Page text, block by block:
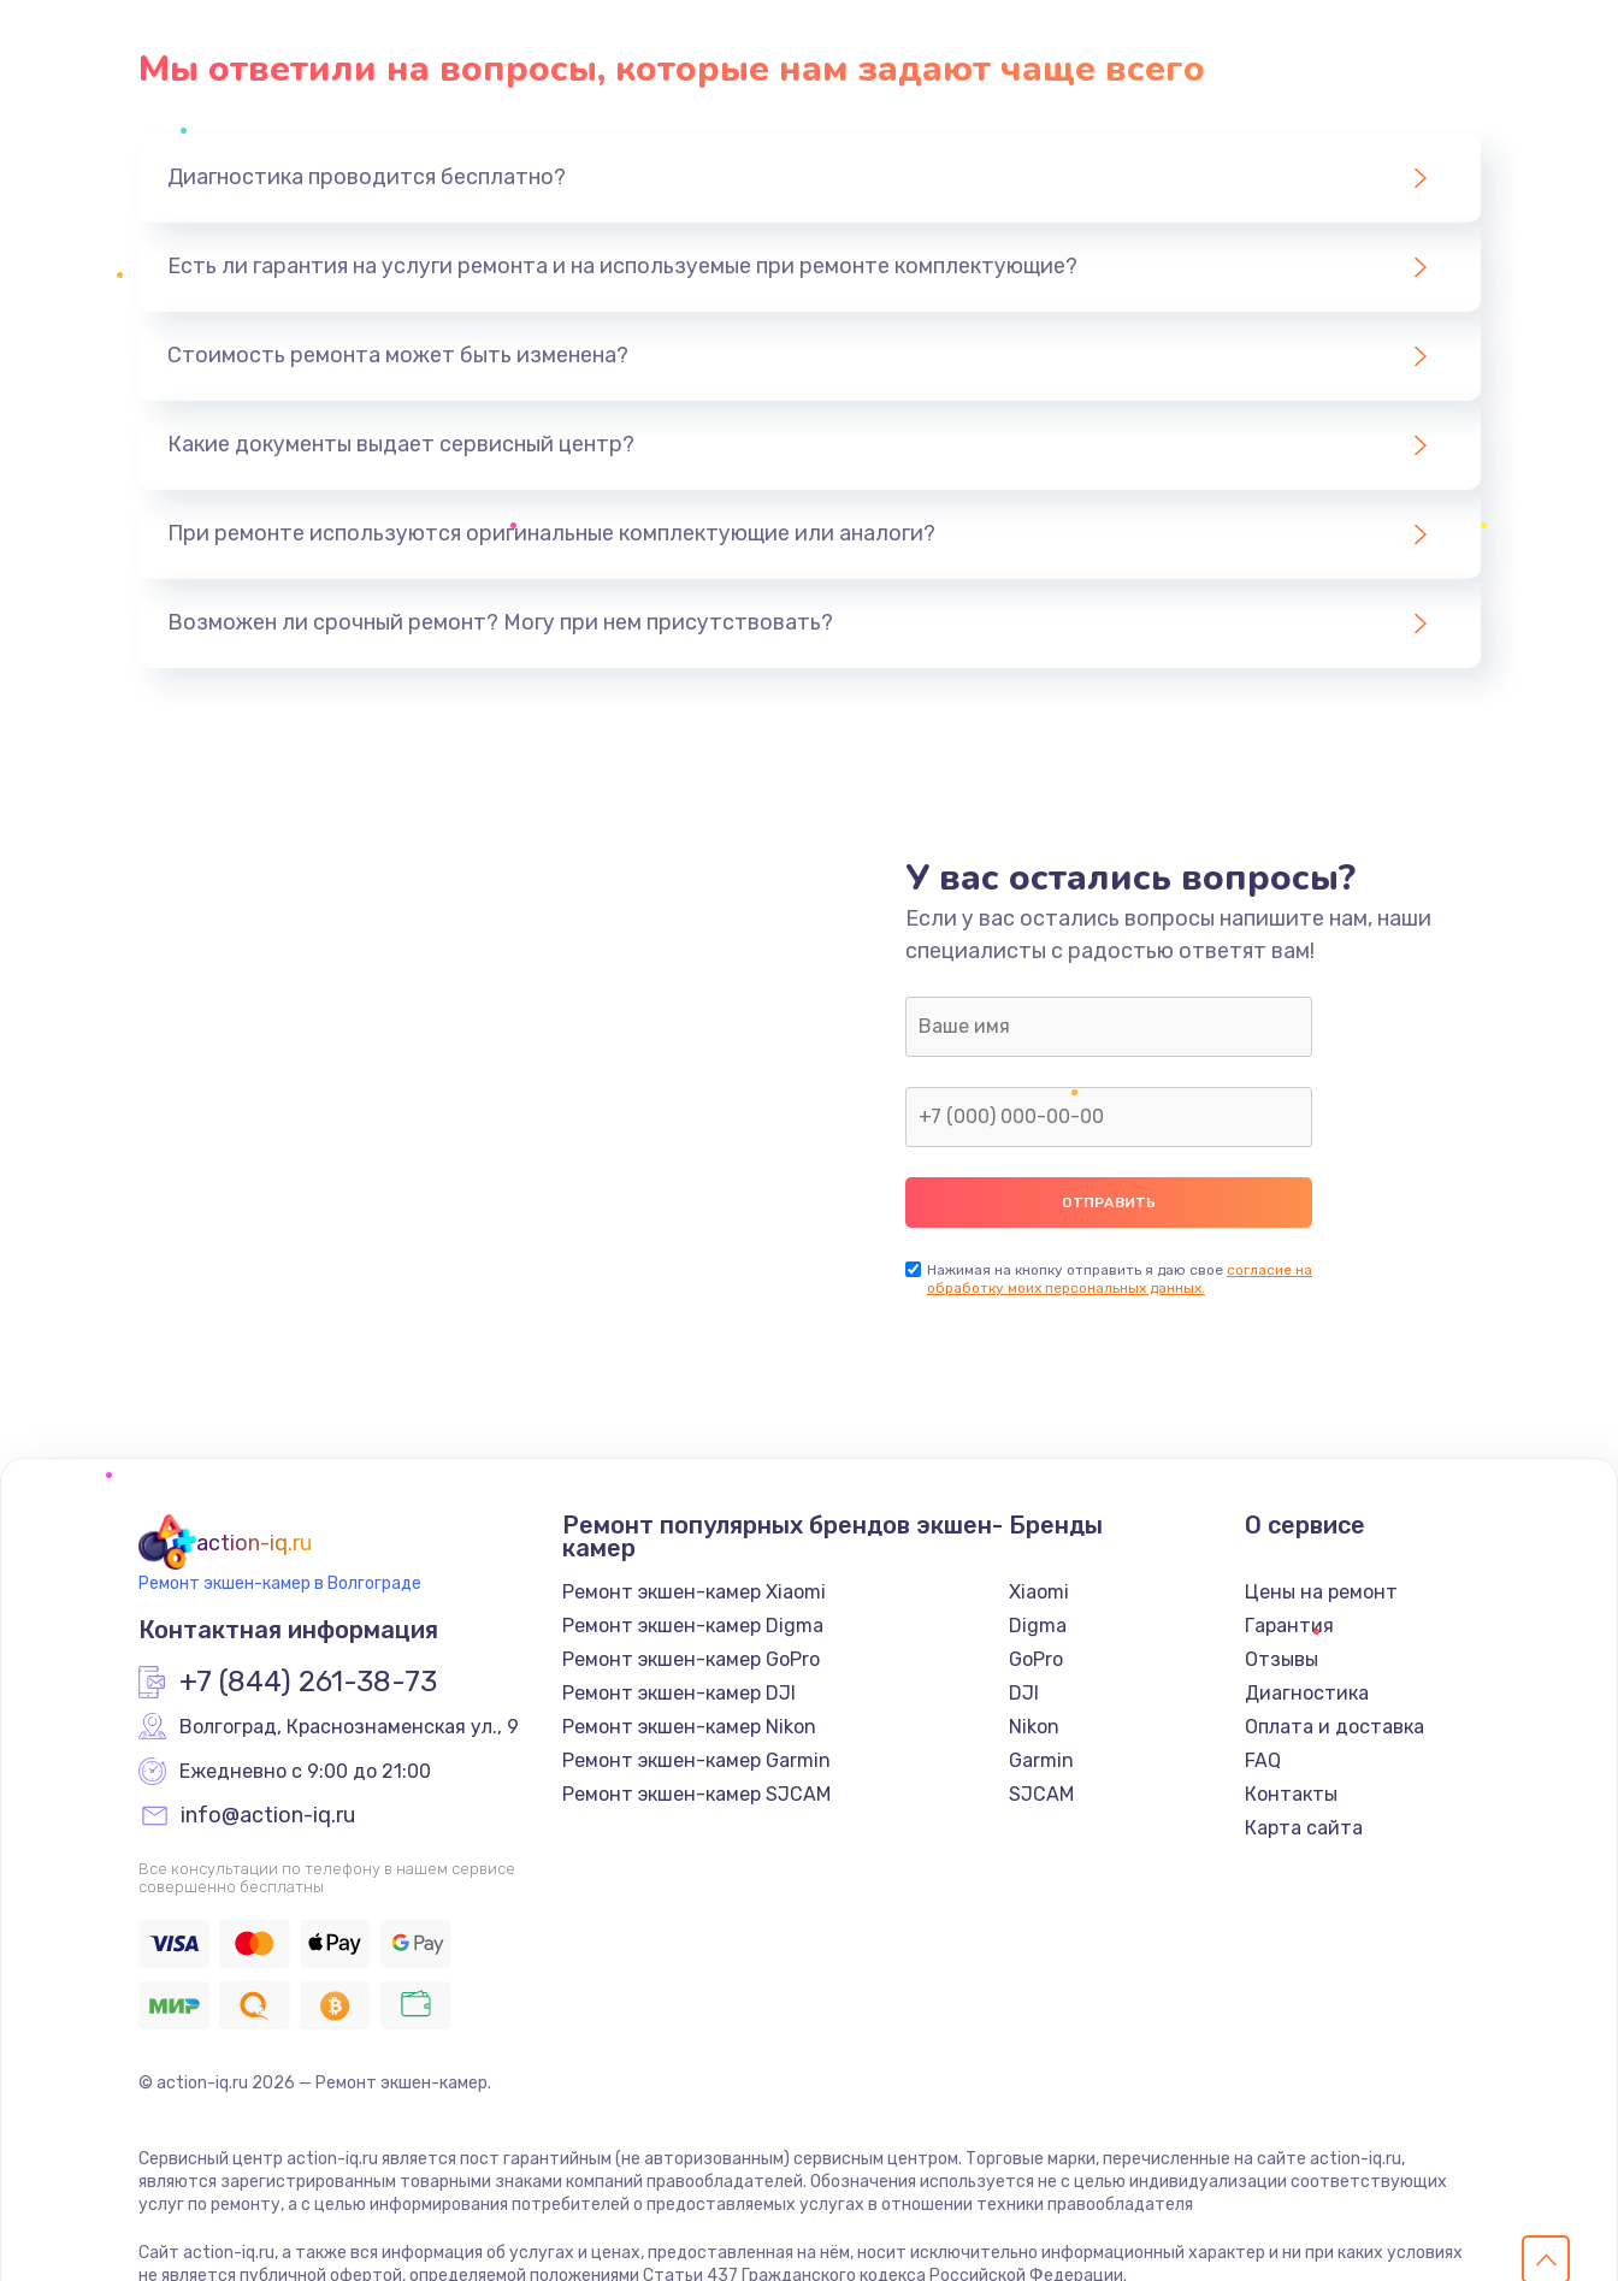
Мы ответили на вопросы, которые нам задают чаще всего
Диагностика проводится бесплатно?
Есть ли гарантия на услуги ремонта и на используемые при ремонте комплектующие?
Стоимость ремонта может быть изменена?
Какие документы выдает сервисный центр?
При ремонте используются оригинальные комплектующие или аналоги?
Возможен ли срочный ремонт? Могу при нем присутствовать?
У вас остались вопросы?
Если у вас остались вопросы напишите нам, наши
специалисты с радостью ответят вам!
Нажимая на кнопку отправить я даю свое согласие на
обработку моих персональных данных.
action-iq.ru
Ремонт экшен-камер в Волгограде
Контактная информация
+7 (844) 261-38-73
Волгоград, Краснознаменская ул., 9
Ежедневно с 9:00 до 21:00
info@action-iq.ru
Все консультации по телефону в нашем сервисе
совершенно бесплатны
Ремонт популярных брендов экшен-
камер
Ремонт экшен-камер Xiaomi
Ремонт экшен-камер Digma
Ремонт экшен-камер GoPro
Ремонт экшен-камер DJI
Ремонт экшен-камер Nikon
Ремонт экшен-камер Garmin
Ремонт экшен-камер SJCAM
Бренды
Xiaomi
Digma
GoPro
DJI
Nikon
Garmin
SJCAM
О сервисе
Цены на ремонт
Гарантия
Отзывы
Диагностика
Оплата и доставка
FAQ
Контакты
Карта сайта
© action-iq.ru 2026 — Ремонт экшен-камер.
Сервисный центр action-iq.ru является пост гарантийным (не авторизованным) сервисным центром. Торговые марки, перечисленные на сайте action-iq.ru,
являются зарегистрированным товарными знаками компаний правообладателей. Обозначения используется не с целью индивидуализации соответствующих
услуг по ремонту, а с целью информирования потребителей о предоставляемых услугах в отношении техники правообладателя
Сайт action-iq.ru, а также вся информация об услугах и ценах, предоставленная на нём, носит исключительно информационный характер и ни при каких условиях
не является публичной офертой, определяемой положениями Статьи 437 Гражданского кодекса Российской Федерации.